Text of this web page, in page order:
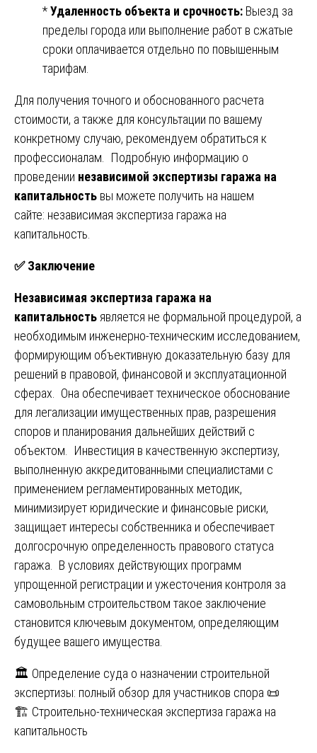
*Удаленность объекта и срочность: Выезд за
пределы города или выполнение работ в сжатые
сроки оплачивается отдельно по повышенным
тарифам.
Для получения точного и обоснованного расчета
стоимости, а также для консультации по вашему
конкретному случаю, рекомендуем обратиться к
профессионалам. Подробную информацию о
проведении независимой экспертизы гаража на
капитальность вы можете получить на нашем
сайте: независимая экспертиза гаража на
капитальность
✅Заключение
Независимая экспертиза гаража на
капитальность является не формальной процедурой, а
необходимым инженерно-техническим исследованием,
формирующим объективную доказательную базу для
решений в правовой, финансовой и эксплуатационной
сферах. Она обеспечивает техническое обоснование
для легализации имущественных прав, разрешения
споров и планирования дальнейших действий с
объектом. Инвестиция в качественную экспертизу,
выполненную аккредитованными специалистами с
применением регламентированных методик,
минимизирует юридические и финансовые риски,
защищает интересы собственника и обеспечивает
долгосрочную определенность правового статуса
гаража. В условиях действующих программ
упрощенной регистрации и ужесточения контроля за
самовольным строительством такое заключение
становится ключевым документом, определяющим
будущее вашего имущества.
Навигация
по
записям
🏛️ Определение суда о назначении строительной
экспертизы: полный обзор для участников спора 📜
🏗️ Строительно-техническая экспертиза гаража на
капитальность